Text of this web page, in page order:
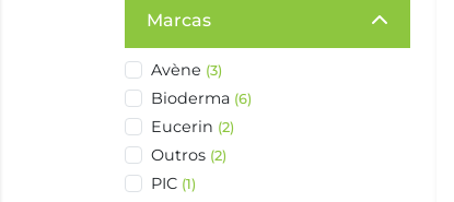
Marcas
Avène (3)
Bioderma (6)
Eucerin (2)
Outros (2)
PIC (1)